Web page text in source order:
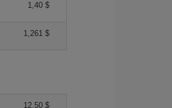
1,40 $
1,261 $
12,50 $